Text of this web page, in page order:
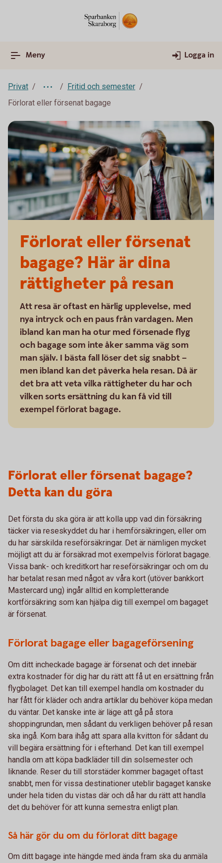
Meny Logga in
Privat
Fritid och semester
Förlorat eller försenat bagage
Förlorat eller försenat
bagage? Här är dina
rättigheter på resan
Att resa är oftast en härlig upplevelse, med
nya intryck och en paus från vardagen. Men
ibland kan man ha otur med försenade flyg
och bagage som inte åker samma väg som
man själv. I bästa fall löser det sig snabbt –
men ibland kan det påverka hela resan. Då är
det bra att veta vilka rättigheter du har och
vilken sorts ersättning du kan få vid till
exempel förlorat bagage.
Förlorat eller försenat bagage?
Detta kan du göra
Det första du ska göra är att kolla upp vad din försäkring
täcker via reseskyddet du har i hemförsäkringen, eller om
du har särskilda reseförsäkringar. Det är nämligen mycket
möjligt att du är försäkrad mot exempelvis förlorat bagage.
Vissa bank- och kreditkort har reseförsäkringar och om du
har betalat resan med något av våra kort (utöver bankkort
Mastercard ung) ingår alltid en kompletterande
kortförsäkring som kan hjälpa dig till exempel om bagaget
är försenat.
Förlorat bagage eller bagageförsening
Om ditt incheckade bagage är försenat och det innebär
extra kostnader för dig har du rätt att få ut en ersättning från
flygbolaget. Det kan till exempel handla om kostnader du
har fått för kläder och andra artiklar du behöver köpa medan
du väntar. Det kanske inte är läge att gå på stora
shoppingrundan, men sådant du verkligen behöver på resan
ska ingå. Kom bara ihåg att spara alla kvitton för sådant du
vill begära ersättning för i efterhand. Det kan till exempel
handla om att köpa badkläder till din solsemester och
liknande. Reser du till storstäder kommer bagaget oftast
snabbt, men för vissa destinationer uteblir bagaget kanske
under hela tiden du vistas där och då har du rätt att handla
det du behöver för att kunna semestra enligt plan.
Så här gör du om du förlorat ditt bagage
Om ditt bagage inte hängde med ända fram ska du anmäla